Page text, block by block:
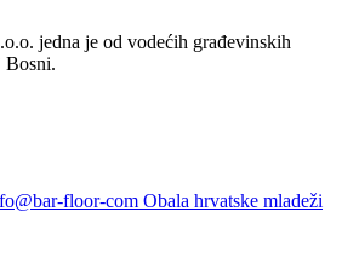
jedna je od vodećih građevinskih
Bosni.
floor-com Obala hrvatske mladeži